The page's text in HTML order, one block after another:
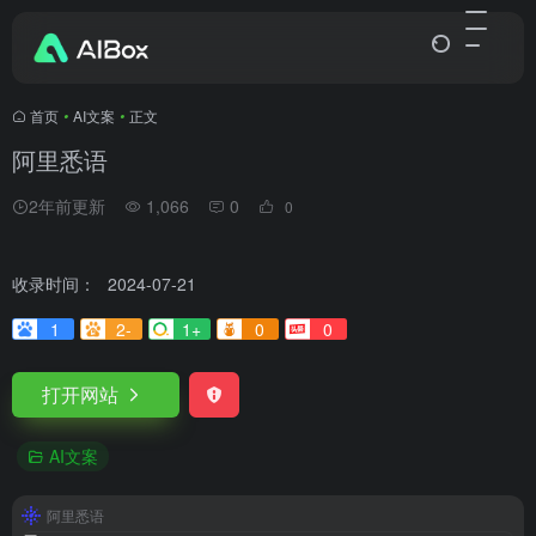
首页 • AI文案 • 正文
阿里悉语
2年前更新 1,066 0 0
收录时间：
2024-07-21
1
2- 1+ 0 0
打开网站
AI文案
阿里悉语